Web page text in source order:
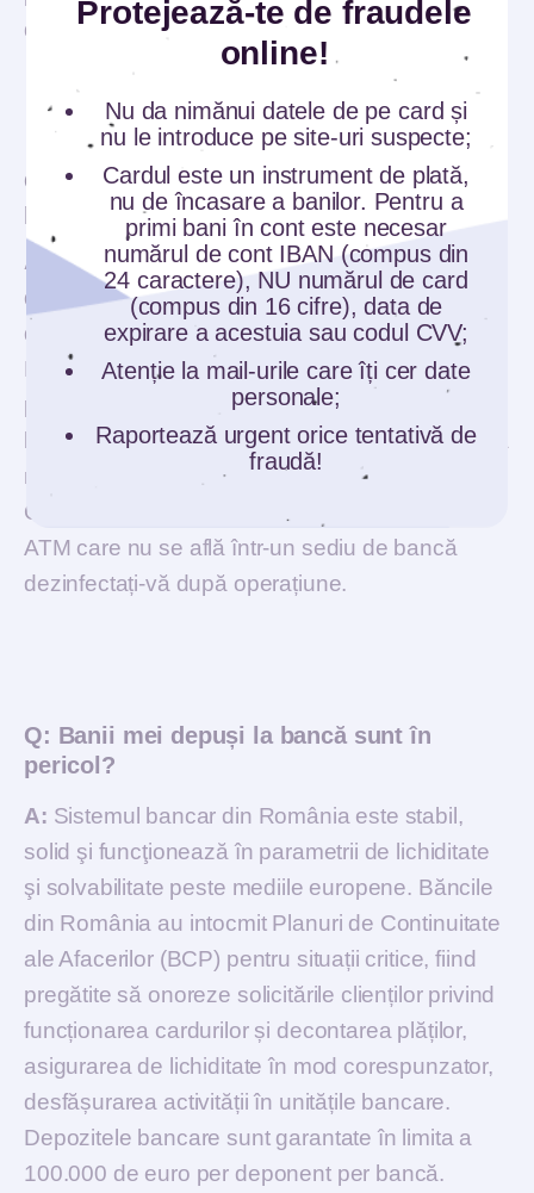
dacă este cazul.
Q:
Pot să scot bani de la ATM fără să fiu în
pericol de contaminare?
A:
Tastatura ATM poate fi contaminată,
deoarece este folosită de multe persoane
diferite, pe mâinile cărora există bacterii și viruși.
Dacă sunteți nevoiți să luați cash, folosiți mănuși
pentru a tasta și a ridica banii. Multe sucursale
bancare au instalat dispozitive de dezinfectare a
mâinilor și le puteți folosi dacă nu aveți mănuși.
Oricum, în cazul în care ridicați bani de la un
ATM care nu se află într-un sediu de bancă
dezinfectați-vă după operațiune.
Q: Banii mei depuși la bancă sunt în
pericol?
A: Sistemul bancar din România este stabil,
solid şi funcţionează în parametrii de lichiditate
şi solvabilitate peste mediile europene. Băncile
din România au intocmit Planuri de Continuitate
ale Afacerilor (BCP) pentru situații critice, fiind
pregătite să onoreze solicitările clienților privind
funcționarea cardurilor și decontarea plăților,
asigurarea de lichiditate în mod corespunzator,
desfășurarea activității în unitățile bancare.
Depozitele bancare sunt garantate în limita a
100.000 de euro per deponent per bancă.
Protejează-te de fraudele
online!
Nu da nimănui datele de pe card și
nu le introduce pe site-uri suspecte;
Cardul este un instrument de plată,
nu de încasare a banilor. Pentru a
primi bani în cont este necesar
numărul de cont IBAN (compus din
24 caractere), NU numărul de card
(compus din 16 cifre), data de
expirare a acestuia sau codul CVV;
Atenție la mail-urile care îți cer date
personale;
Raportează urgent orice tentativă de
fraudă!